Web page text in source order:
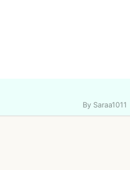
By Saraa1011